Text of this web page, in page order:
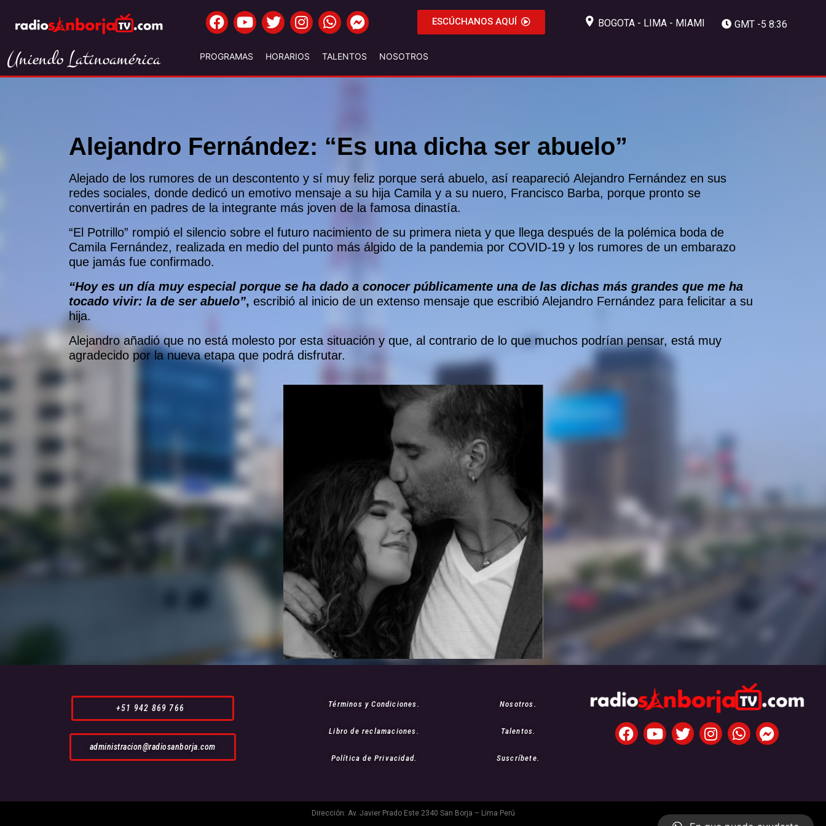
ESCÚCHANOS AQUÍ BOGOTA - LIMA - MIAMI GMT -5 8:36
Uniendo Latinoamérica PROGRAMAS HORARIOS TALENTOS NOSOTROS
Alejandro Fernández: “Es una dicha ser abuelo”
Alejado de los rumores de un descontento y sí muy feliz porque será abuelo, así reapareció Alejandro Fernández en sus
redes sociales, donde dedicó un emotivo mensaje a su hija Camila y a su nuero, Francisco Barba, porque pronto se
convertirán en padres de la integrante más joven de la famosa dinastía.
“El Potrillo” rompió el silencio sobre el futuro nacimiento de su primera nieta y que llega después de la polémica boda de
Camila Fernández, realizada en medio del punto más álgido de la pandemia por COVID-19 y los rumores de un embarazo
que jamás fue confirmado.
“Hoy es un día muy especial porque se ha dado a conocer públicamente una de las dichas más grandes que me ha
tocado vivir: la de ser abuelo”, escribió al inicio de un extenso mensaje que escribió Alejandro Fernández para felicitar a su
hija.
Alejandro añadió que no está molesto por esta situación y que, al contrario de lo que muchos podrían pensar, está muy
agradecido por la nueva etapa que podrá disfrutar.
+51 942 869 766
administracion@radiosanborja.com
Términos y Condiciones.
Libro de reclamaciones.
Política de Privacidad.
Nosotros.
Talentos.
Suscríbete.
Dirección: Av. Javier Prado Este 2340 San Borja – Lima Perú